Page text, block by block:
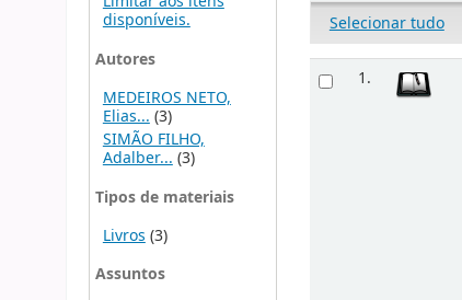
disponíveis.
Autores
MEDEIROS NETO,
Elias... (3)
SIMÃO FILHO,
Adalber...(3)
Tipos de materiais
Livros (3)
Assuntos
Selecionar tudo
1.